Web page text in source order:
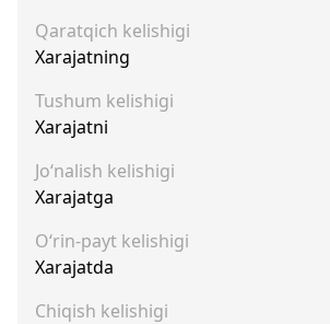
Qaratqich kelishigi
Xarajatning
Tushum kelishigi
Xarajatni
Jo‘nalish kelishigi
Xarajatga
O‘rin-payt kelishigi
Xarajatda
Chiqish kelishigi